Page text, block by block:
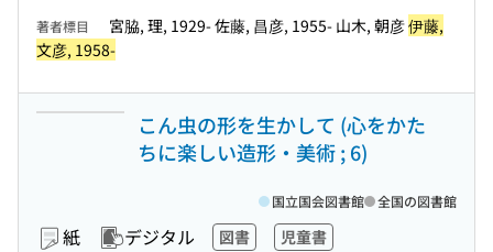
著者標目 宮脇, 理, 1929- 佐藤, 昌彦, 1955- 山木, 朝彦伊藤,
文彦, 1958-
こん虫の形を生かして (心をかた
ちに楽しい造形・美術 ; 6)
紙 デジタル 図書 児童書
国立国会図書館 全国の図書館